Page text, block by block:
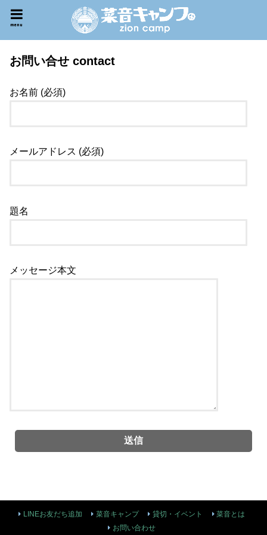
menu
お問い合せ contact
お名前 (必須)
メールアドレス (必須)
題名
メッセージ本文
LINEお友だち追加 菜音キャンプ 貸切・イベント
菜音とは
お問い合わせ